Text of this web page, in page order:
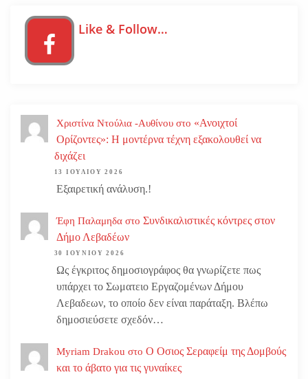
Like & Follow…
Χριστίνα Ντούλια -Αυθίνου στο «Ανοιχτοί
Ορίζοντες»: Η μοντέρνα τέχνη εξακολουθεί να
διχάζει
13 ΙΟΥΛΊΟΥ 2026
Εξαιρετική ανάλυση.!
Έφη Παλαμηδα στο Συνδικαλιστικές κόντρες στον
Δήμο Λεβαδέων
30 ΙΟΥΝΊΟΥ 2026
Ως έγκριτος δημοσιογράφος θα γνωρίζετε πως
υπάρχει το Σωματειο Εργαζομένων Δήμου
Λεβαδεων, το οποίο δεν είναι παράταξη. Βλέπω
δημοσιεύσετε σχεδόν…
Myriam Drakou στο Ο Οσιος Σεραφείμ της Δομβούς
και το άβατο για τις γυναίκες